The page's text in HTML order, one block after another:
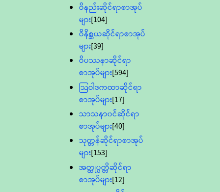
ဝိနည်းဆိုင်ရာစာအုပ်
များ[104]
ဝိနိစ္ဆယဆိုင်ရာစာအုပ်
များ[39]
ဝိပဿနာဆိုင်ရာ
စာအုပ်များ[594]
သြဝါဒကထာဆိုင်ရာ
စာအုပ်များ[17]
သာသနာ၀င်ဆိုင်ရာ
စာအုပ်များ[40]
သုတ္တန်ဆိုင်ရာစာအုပ်
များ[153]
အတ္ထုပ္ပတ္တိဆိုင်ရာ
စာအုပ်များ[12]